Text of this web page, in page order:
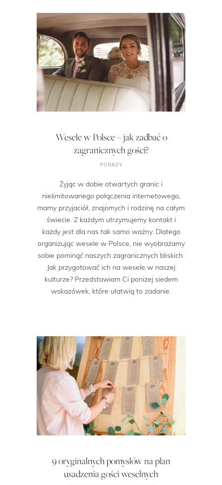
Wesele w Polsce – jak zadbać o
zagranicznych gości?
PORADY
Żyjąc w dobie otwartych granic i
nielimitowanego połączenia internetowego,
mamy przyjaciół, znajomych i rodzinę na całym
świecie. Z każdym utrzymujemy kontakt i
każdy jest dla nas tak samo ważny. Dlatego
organizując wesele w Polsce, nie wyobrażamy
sobie pominąć naszych zagranicznych bliskich.
Jak przygotować ich na wesele w naszej
kulturze? Przedstawiam Ci poniżej siedem
wskazówek, które ułatwią to zadanie.
9 oryginalnych pomysłów na plan
usadzenia gości weselnych